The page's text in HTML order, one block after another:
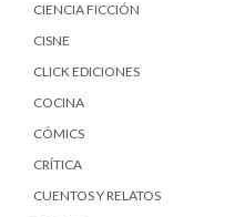
CIENCIA FICCIÓN
CISNE
CLICK EDICIONES
COCINA
CÓMICS
CRÍTICA
CUENTOS Y RELATOS